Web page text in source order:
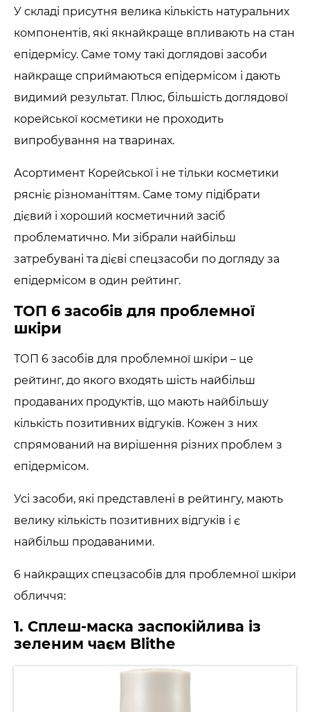
У складі присутня велика кількість натуральних
компонентів, які якнайкраще впливають на стан
епідермісу. Саме тому такі доглядові засоби
найкраще сприймаються епідермісом і дають
видимий результат. Плюс, більшість доглядової
корейської косметики не проходить
випробування на тваринах.
Асортимент Корейської і не тільки косметики
рясніє різноманіттям. Саме тому підібрати
дієвий і хороший косметичний засіб
проблематично. Ми зібрали найбільш
затребувані та дієві спецзасоби по догляду за
епідермісом в один рейтинг.
ТОП 6 засобів для проблемної
шкіри
ТОП 6 засобів для проблемної шкіри – це
рейтинг, до якого входять шість найбільш
продаваних продуктів, що мають найбільшу
кількість позитивних відгуків. Кожен з них
спрямований на вирішення різних проблем з
епідермісом.
Усі засоби, які представлені в рейтингу, мають
велику кількість позитивних відгуків і є
найбільш продаваними.
6 найкращих спецзасобів для проблемної шкіри
обличчя:
1. Сплеш-маска заспокійлива із
зеленим чаєм Blithe